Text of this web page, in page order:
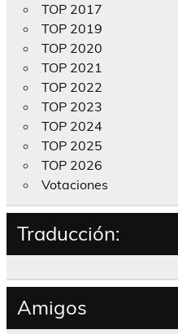
TOP 2017
TOP 2019
TOP 2020
TOP 2021
TOP 2022
TOP 2023
TOP 2024
TOP 2025
TOP 2026
Votaciones
Traducción:
Amigos